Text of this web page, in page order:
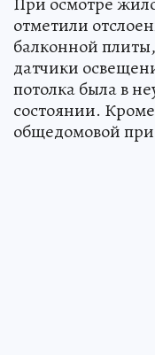
отметили
балконной
датчики
потолка была в
состоянии. Кроме
общедомовой